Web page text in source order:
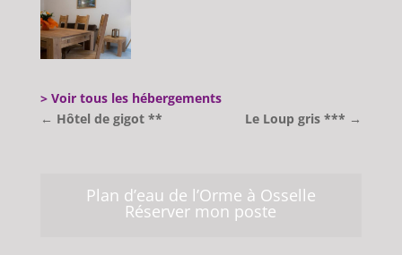
> Voir tous les hébergements
← Hôtel de gigot ** Le Loup gris *** →
Plan d’eau de l’Orme à Osselle
Réserver mon poste